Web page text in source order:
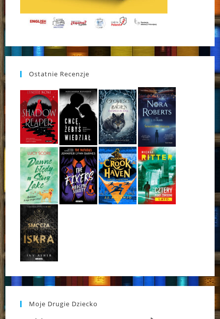
Ostatnie Recenzje
Moje Drugie Dziecko